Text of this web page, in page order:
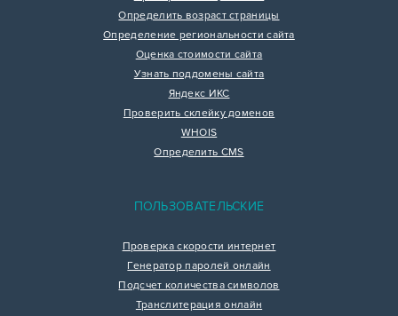
Определить возраст страницы
Определение региональности сайта
Оценка стоимости сайта
Узнать поддомены сайта
Яндекс ИКС
Проверить склейку доменов
WHOIS
Определить CMS
ПОЛЬЗОВАТЕЛЬСКИЕ
Проверка скорости интернет
Генератор паролей онлайн
Подсчет количества символов
Транслитерация онлайн